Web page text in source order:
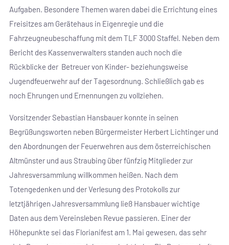
Aufgaben. Besondere Themen waren dabei die Errichtung eines
Freisitzes am Gerätehaus in Eigenregie und die
Fahrzeugneubeschaffung mit dem TLF 3000 Staffel. Neben dem
Bericht des Kassenverwalters standen auch noch die
Rückblicke der Betreuer von Kinder- beziehungsweise
Jugendfeuerwehr auf der Tagesordnung. Schließlich gab es
noch Ehrungen und Ernennungen zu vollziehen.
Vorsitzender Sebastian Hansbauer konnte in seinen
Begrüßungsworten neben Bürgermeister Herbert Lichtinger und
den Abordnungen der Feuerwehren aus dem österreichischen
Altmünster und aus Straubing über fünfzig Mitglieder zur
Jahresversammlung willkommen heißen. Nach dem
Totengedenken und der Verlesung des Protokolls zur
letztjährigen Jahresversammlung ließ Hansbauer wichtige
Daten aus dem Vereinsleben Revue passieren. Einer der
Höhepunkte sei das Florianifest am 1. Mai gewesen, das sehr